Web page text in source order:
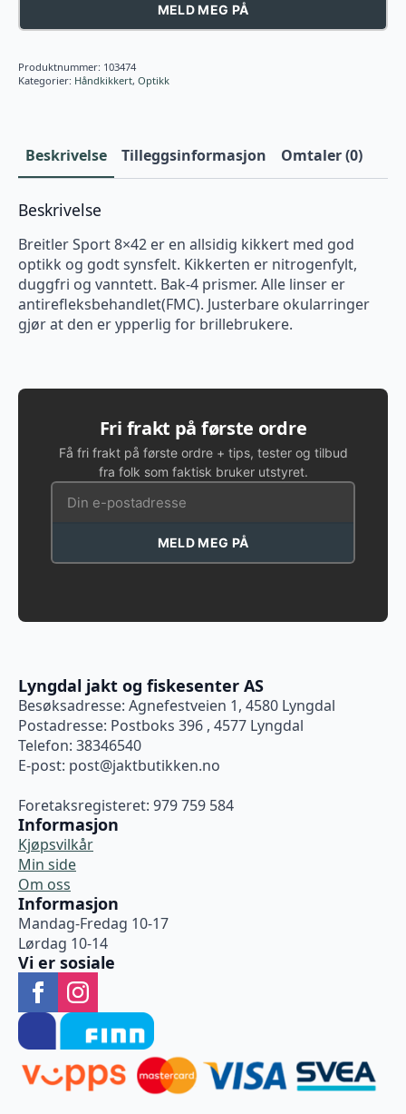
MELD MEG PÅ
Produktnummer: 103474
Kategorier: Håndkikkert, Optikk
Beskrivelse Tilleggsinformasjon Omtaler (0)
Beskrivelse
Breitler Sport 8×42 er en allsidig kikkert med god
optikk og godt synsfelt. Kikkerten er nitrogenfylt,
duggfri og vanntett. Bak-4 prismer. Alle linser er
antirefleksbehandlet(FMC). Justerbare okularringer
gjør at den er ypperlig for brillebrukere.
Fri frakt på første ordre
Få fri frakt på første ordre + tips, tester og tilbud
fra folk som faktisk bruker utstyret.
MELD MEG PÅ
Lyngdal jakt og fiskesenter AS
Besøksadresse: Agnefestveien 1, 4580 Lyngdal
Postadresse: Postboks 396 , 4577 Lyngdal
Telefon: 38346540
E-post: post@jaktbutikken.no
Foretaksregisteret: 979 759 584
Informasjon
Kjøpsvilkår
Min side
Om oss
Informasjon
Mandag-Fredag 10-17
Lørdag 10-14
Vi er sosiale